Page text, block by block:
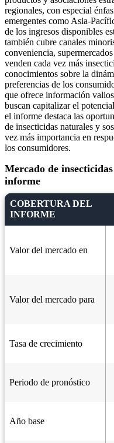
regionales, con especial
emergentes como Asia-
de los ingresos disponibles
también cubre canales
conveniencia,
venden cada vez más
conocimientos sobre la
preferencias de los
que ofrece información
buscan capitalizar el
el informe destaca las
de insecticidas naturales y
vez más importancia en
los consumidores.
Mercado de
informe
COBERTURA DEL
INFORME
Valor del mercado en
Valor del mercado para
Tasa de crecimiento
Periodo de pronóstico
Año base